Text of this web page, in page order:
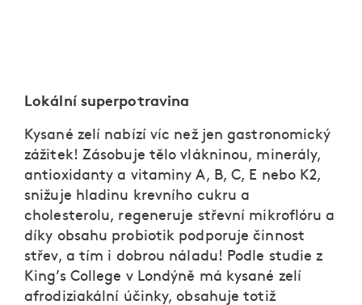
Lokální superpotravina
Kysané zelí nabízí víc než jen gastronomický
zážitek! Zásobuje tělo vlákninou, minerály,
antioxidanty a vitaminy A, B, C, E nebo K2,
snižuje hladinu krevního cukru a
cholesterolu, regeneruje střevní mikroflóru a
díky obsahu probiotik podporuje činnost
střev, a tím i dobrou náladu! Podle studie z
King’s College v Londýně má kysané zelí
afrodiziakální účinky, obsahuje totiž